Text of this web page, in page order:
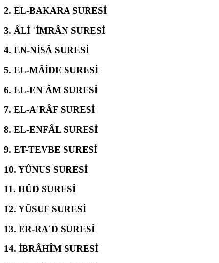
2. EL-BAKARA SURESİ
3. ÂLİ ʿİMRÂN SURESİ
4. EN-NİSÂ SURESİ
5. EL-MÂİDE SURESİ
6. EL-ENʿÂM SURESİ
7. EL-AʿRÂF SURESİ
8. EL-ENFÂL SURESİ
9. ET-TEVBE SURESİ
10. YÛNUS SURESİ
11. HÛD SURESİ
12. YÛSUF SURESİ
13. ER-RAʿD SURESİ
14. İBRÂHÎM SURESİ